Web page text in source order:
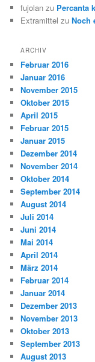
fujolan zu Percanta
Extramittel zuNoch
ARCHIV
Februar 2016
Januar 2016
November 2015
Oktober 2015
April 2015
Februar 2015
Januar 2015
Dezember 2014
November 2014
Oktober 2014
September 2014
August 2014
Juli 2014
Juni 2014
Mai 2014
April 2014
März 2014
Februar 2014
Januar 2014
Dezember 2013
November 2013
Oktober 2013
September 2013
August 2013